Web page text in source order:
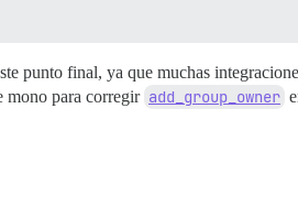
punto final, ya que muchas
mono para corregir add_group_owner